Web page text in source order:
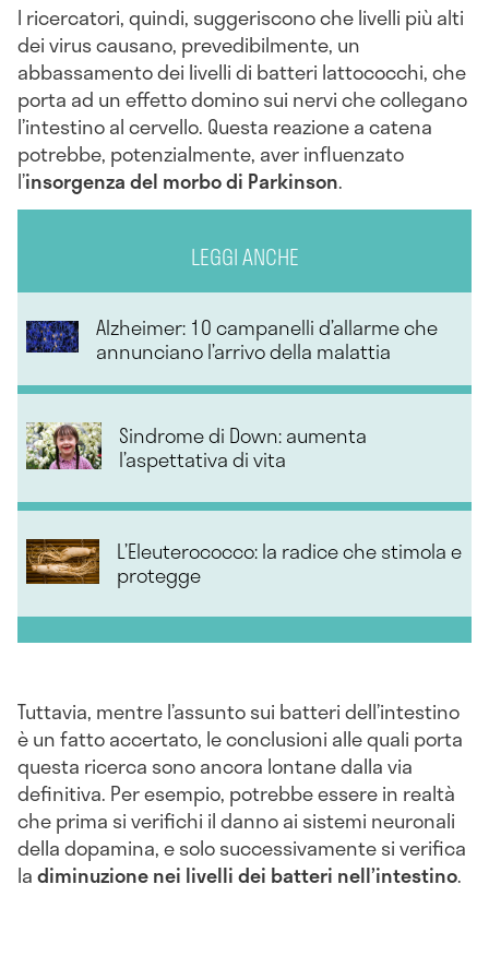
I ricercatori, quindi, suggeriscono che livelli più alti
dei virus causano, prevedibilmente, un
abbassamento dei livelli di batteri lattococchi, che
porta ad un effetto domino sui nervi che collegano
l’intestino al cervello. Questa reazione a catena
potrebbe, potenzialmente, aver influenzato
l’insorgenza del morbo di Parkinson.
LEGGI ANCHE
Alzheimer: 10 campanelli d’allarme che
annunciano l’arrivo della malattia
Sindrome di Down: aumenta
l’aspettativa di vita
L’Eleuterococco: la radice che stimola e
protegge
Tuttavia, mentre l’assunto sui batteri dell’intestino
è un fatto accertato, le conclusioni alle quali porta
questa ricerca sono ancora lontane dalla via
definitiva. Per esempio, potrebbe essere in realtà
che prima si verifichi il danno ai sistemi neuronali
della dopamina, e solo successivamente si verifica
ladiminuzione nei livelli dei batteri nell’intestino.